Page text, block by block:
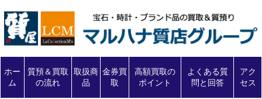
ホー
ム
質預＆買取
の流れ
取扱商
品
金券買
取
高額買取の
ポイント
よくある質
問と回答
アク
セス